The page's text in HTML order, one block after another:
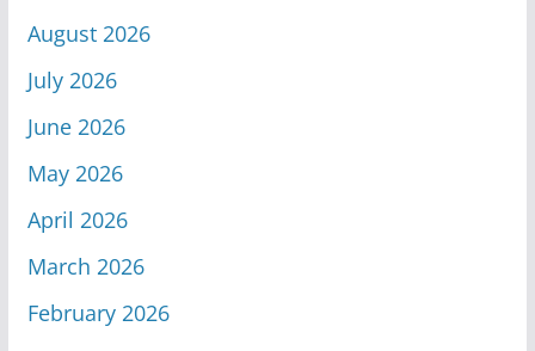
August 2026
July 2026
June 2026
May 2026
April 2026
March 2026
February 2026